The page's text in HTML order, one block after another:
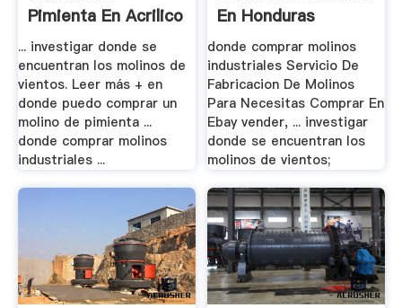
Pimienta En Acrilico
... investigar donde se
encuentran los molinos de
vientos. Leer más + en
donde puedo comprar un
molino de pimienta ...
donde comprar molinos
industriales ...
En Honduras
donde comprar molinos
industriales Servicio De
Fabricacion De Molinos
Para Necesitas Comprar En
Ebay vender, ... investigar
donde se encuentran los
molinos de vientos;